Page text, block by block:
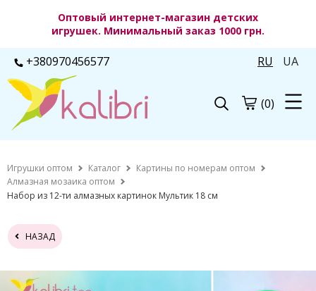
Оптовый интернет-магазин детских
игрушек. Минимальный заказ 1000 грн.
+380970456577 RU UA
(0)
Игрушки оптом Каталог
Картины по номерам оптом
Алмазная мозаика оптом
Набор из 12-ти алмазных картинок Мультик 18 см
НАЗАД